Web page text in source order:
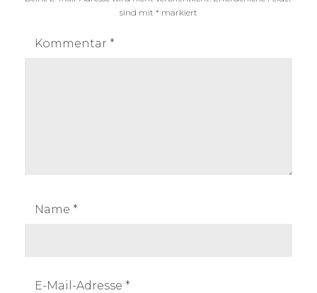
sind mit * markiert
Kommentar *
Name *
E-Mail-Adresse *